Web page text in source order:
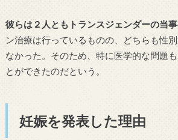
彼らは２人ともトランスジェンダーの当
ン治療は行っているものの、どちらも性
なかった。そのため、特に医学的な問題
とができたのだという。
妊娠を発表した理由